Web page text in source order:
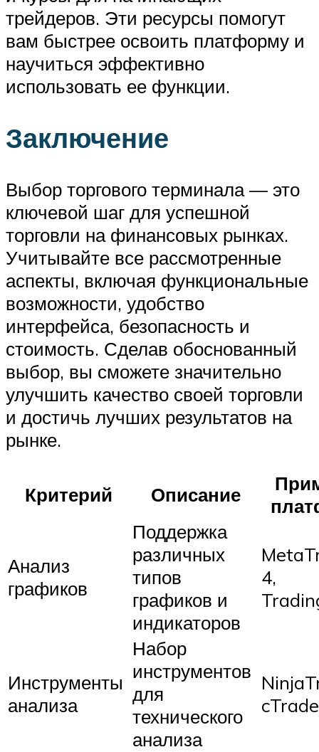
трейдеров. Эти ресурсы помогут
вам быстрее освоить платформу и
научиться эффективно
использовать ее функции.
Заключение
Выбор торгового терминала — это
ключевой шаг для успешной
торговли на финансовых рынках.
Учитывайте все рассмотренные
аспекты, включая функциональные
возможности, удобство
интерфейса, безопасность и
стоимость. Сделав обоснованный
выбор, вы сможете значительно
улучшить качество своей торговли
и достичь лучших результатов на
рынке.
Критерий Описание
Анализ
графиков
Поддержка
различных
типов
графиков и
индикаторов
4,
Инструменты
анализа
Набор
инструментов
для
технического
анализа